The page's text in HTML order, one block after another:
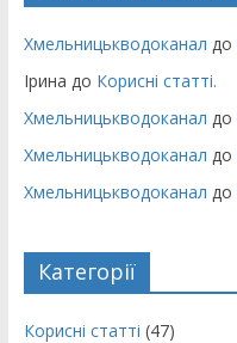
Хмельницькводоканал до
Ірина до Корисні статті.
Хмельницькводоканал до
Хмельницькводоканал до
Хмельницькводоканал до
Категорії
Корисні статті (47)